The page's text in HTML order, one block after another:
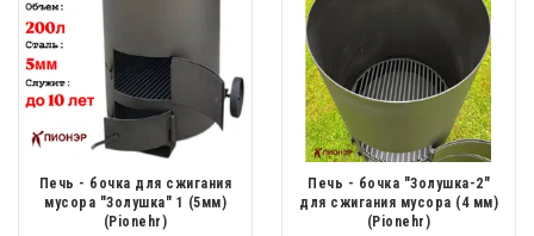
Печь - бочка для сжигания
мусора "Золушка" 1 (5мм)
(Pionehr)
Печь - бочка "Золушка-2"
для сжигания мусора (4 мм)
(Pionehr)